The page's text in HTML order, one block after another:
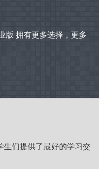
版 拥有更多选择，更多
们提供了最好的学习交